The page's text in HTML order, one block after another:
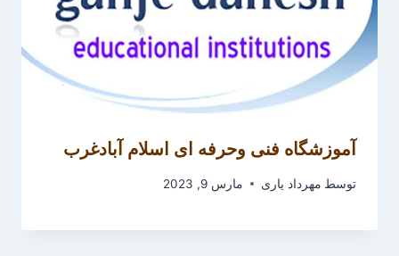
آموزشگاه فنی ­و­حرفه­ ای اسلام­ آباد­غرب
توسط مهرداد یاری مارس 9, 2023